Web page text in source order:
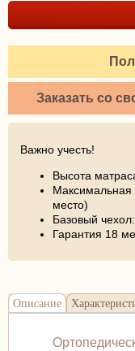
Заказать со
Важно учесть!
Высота
Максимальная
место)
Базовый
Гарантия 18
Описание